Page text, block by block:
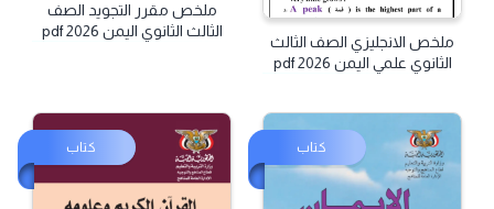
ملخص الانجليزي الصف الثالث
الثانوي علمي اليمن pdf 2026
ملخص مقرر التجويد الصف
الثالث الثانوي اليمن pdf 2026
كتاب كتاب